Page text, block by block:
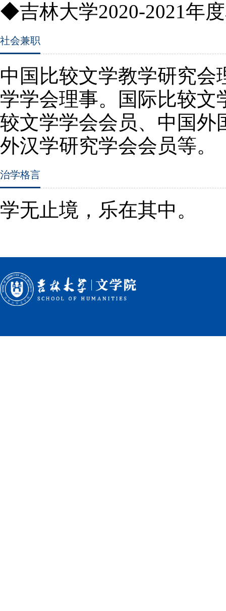
◆吉林大学2020-2021年
社会兼职
中国比较文学教学研究
学学会理事。国际比较文
较文学学会会员、中国外
外汉学研究学会会员等。
治学格言
学无止境，乐在其中。